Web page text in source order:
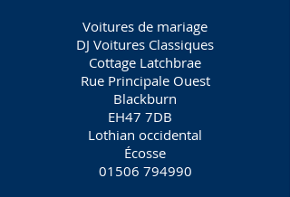
Voitures de mariage
DJ Voitures Classiques
Cottage Latchbrae
Rue Principale Ouest
Blackburn
EH47 7DB
Lothian occidental
Écosse
01506 794990